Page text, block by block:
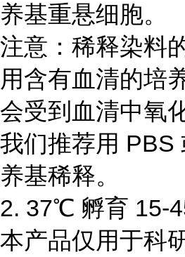
养基重悬细胞。
注意：稀释染料
用含有血清的培
会受到血清中氧
我们推荐用 PBS
养基稀释。
2. 37℃ 孵育 15-
本产品仅用于科